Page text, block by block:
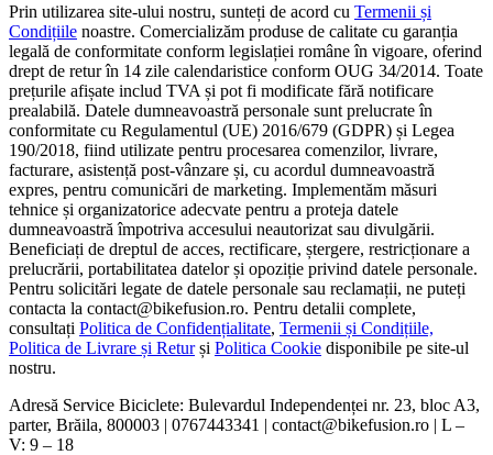
Prin utilizarea site-ului nostru, sunteți de acord cu Termenii și
Condițiile noastre. Comercializăm produse de calitate cu garanția
legală de conformitate conform legislației române în vigoare, oferind
drept de retur în 14 zile calendaristice conform OUG 34/2014. Toate
prețurile afișate includ TVA și pot fi modificate fără notificare
prealabilă. Datele dumneavoastră personale sunt prelucrate în
conformitate cu Regulamentul (UE) 2016/679 (GDPR) și Legea
190/2018, fiind utilizate pentru procesarea comenzilor, livrare,
facturare, asistență post-vânzare și, cu acordul dumneavoastră
expres, pentru comunicări de marketing. Implementăm măsuri
tehnice și organizatorice adecvate pentru a proteja datele
dumneavoastră împotriva accesului neautorizat sau divulgării.
Beneficiați de dreptul de acces, rectificare, ștergere, restricționare a
prelucrării, portabilitatea datelor și opoziție privind datele personale.
Pentru solicitări legate de datele personale sau reclamații, ne puteți
contacta la contact@bikefusion.ro. Pentru detalii complete,
consultați Politica de Confidențialitate, Termenii și Condițiile,
Politica de Livrare și Returși Politica Cookie disponibile pe site-ul
nostru.
Adresă Service Biciclete: Bulevardul Independenței nr. 23, bloc A3,
parter, Brăila, 800003 | 0767443341 | contact@bikefusion.ro | L –
V: 9 – 18